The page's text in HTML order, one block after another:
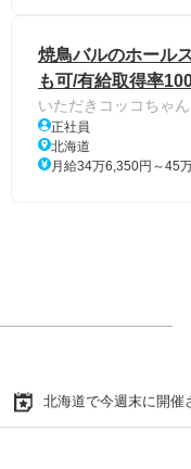
焼鳥バルのホール
も可/有給取得率
いただきコッコちゃ
正社員
北海道
月給34万6,350円～45
北海道で今週末に開催